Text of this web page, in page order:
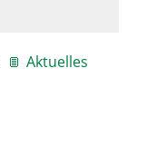
Aktuelles